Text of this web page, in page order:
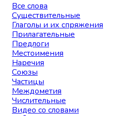
Все слова
Существительные
Глаголы и их спряжения
Прилагательные
Предлоги
Местоимения
Наречия
Союзы
Частицы
Междометия
Числительные
Видео со словами